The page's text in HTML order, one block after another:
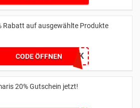
Rabatt auf ausgewählte Produkte
CODE ÖFFNENBLACK
20% Gutschein jetzt!